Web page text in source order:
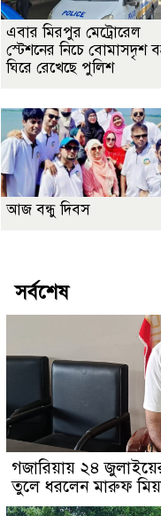
এবার মিরপুর মেট্রোরেল
স্টেশনের নিচে বোমাসদৃশ
ঘিরে রেখেছে পুলিশ
আজ বন্ধু দিবস
সর্বশেষ
গজারিয়ায় ২৪
তুলে ধরলেন মারুফ